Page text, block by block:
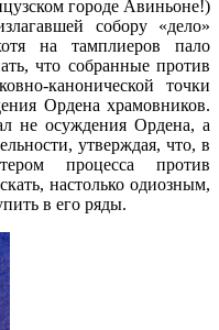
городе Авиньоне!)
собору «дело»
на тамплиеров пало
что собранные против
канонической точки
Ордена храмовников.
не осуждения Ордена, а
утверждая, что, в
процесса против
настолько одиозным,
в его ряды.